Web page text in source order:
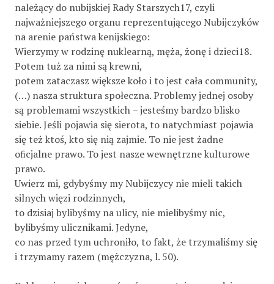
należący do nubijskiej Rady Starszych17, czyli
najważniejszego organu reprezentującego Nubijczyków
na arenie państwa kenijskiego:
Wierzymy w rodzinę nuklearną, męża, żonę i dzieci18.
Potem tuż za nimi są krewni,
potem zataczasz większe koło i to jest cała community,
(…) nasza struktura społeczna. Problemy jednej osoby
są problemami wszystkich – jesteśmy bardzo blisko
siebie. Jeśli pojawia się sierota, to natychmiast pojawia
się też ktoś, kto się nią zajmie. To nie jest żadne
oﬁcjalne prawo. To jest nasze wewnętrzne kulturowe
prawo.
Uwierz mi, gdybyśmy my Nubijczycy nie mieli takich
silnych więzi rodzinnych,
to dzisiaj bylibyśmy na ulicy, nie mielibyśmy nic,
bylibyśmy ulicznikami. Jedyne,
co nas przed tym uchroniło, to fakt, że trzymaliśmy się
i trzymamy razem (mężczyzna, l. 50).